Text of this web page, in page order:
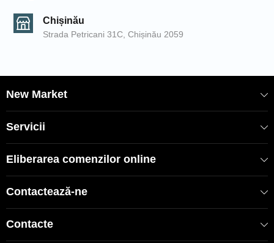
Chișinău
Strada Petricani 31C, Chișinău 2059
New Market
Servicii
Eliberarea comenzilor online
Contactează-ne
Contacte